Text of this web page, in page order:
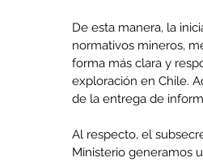
De esta manera, la
normativos mineros,
forma más clara y
exploración en Chile.
de la entrega de
Al respecto, el
Ministerio generamos